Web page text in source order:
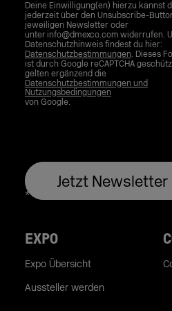
Deine Einwilligung(en) hierzu kannst
jederzeit über den Unsubscribe-
jeweiligen Newsletter oder
unter info@dmexco.com widerrufen.
Datenschutzhinweis findest du hier:
Datenschutzbestimmungen. Dieses
ist durch Google reCAPTCHA
gelten ergänzend die
Datenschutzbestimmungen und
Nutzungsbedingungen
von Google.
EXPO
Expo Übersicht
Aussteller werden